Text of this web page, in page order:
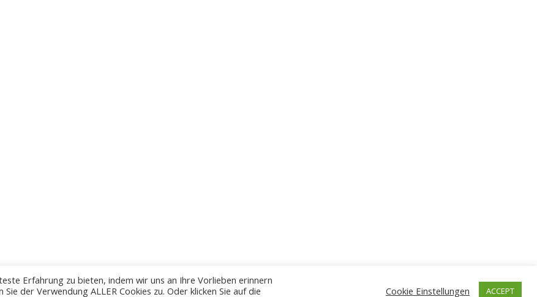
Erfahrung zu bieten, indem wir uns an Ihre Vorlieben erinnern
der Verwendung ALLER Cookies zu. Oder klicken Sie auf die
Cookie Einstellungen ACCEPT